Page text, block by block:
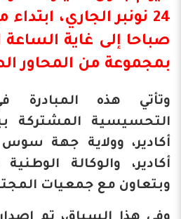
24 نونبر الجاري،
صباحا إلى غاية الساعة
بمجموعة من المحاور
وتأتي هذه المبادرة
التحسيسية المشتركة
أكادير، وولاية جهة
أكادير، والوكالة
وبتعاون مع جمعيات